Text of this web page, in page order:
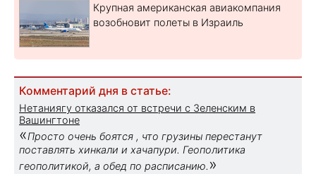
Крупная американская авиакомпания
возобновит полеты в Израиль
Комментарий дня в статье:
Нетаниягу отказался от встречи с Зеленским в
Вашингтоне
«Просто очень боятся , что грузины перестанут
поставлять хинкали и хачапури. Геополитика
геополитикой, а обед по расписанию. »